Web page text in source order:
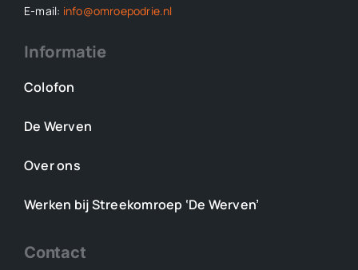
E-mail: info@omroepodrie.nl
Informatie
Colofon
De Werven
Over ons
Werken bij Streekomroep ‘De Werven’
Contact